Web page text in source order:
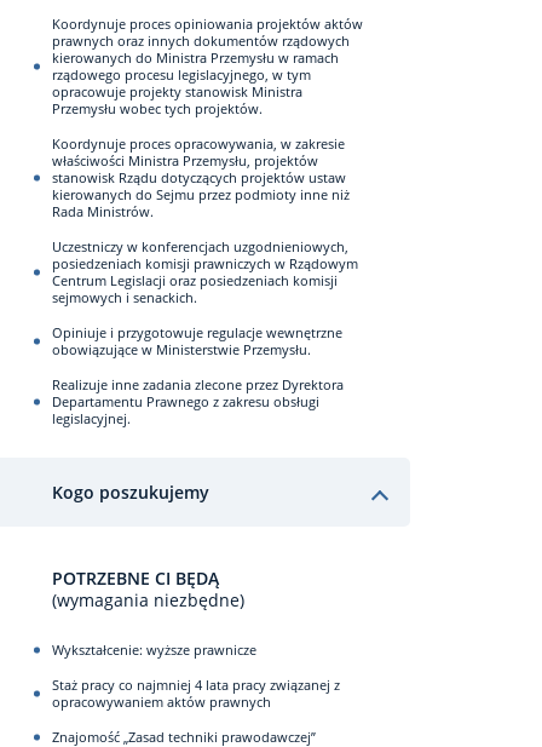
Koordynuje proces opiniowania projektów aktów
prawnych oraz innych dokumentów rządowych
kierowanych do Ministra Przemysłu w ramach
rządowego procesu legislacyjnego, w tym
opracowuje projekty stanowisk Ministra
Przemysłu wobec tych projektów.
Koordynuje proces opracowywania, w zakresie
właściwości Ministra Przemysłu, projektów
stanowisk Rządu dotyczących projektów ustaw
kierowanych do Sejmu przez podmioty inne niż
Rada Ministrów.
Uczestniczy w konferencjach uzgodnieniowych,
posiedzeniach komisji prawniczych w Rządowym
Centrum Legislacji oraz posiedzeniach komisji
sejmowych i senackich.
Opiniuje i przygotowuje regulacje wewnętrzne
obowiązujące w Ministerstwie Przemysłu.
Realizuje inne zadania zlecone przez Dyrektora
Departamentu Prawnego z zakresu obsługi
legislacyjnej.
Kogo poszukujemy
POTRZEBNE CI BĘDĄ
(wymagania niezbędne)
Wykształcenie: wyższe prawnicze
Staż pracy co najmniej 4 lata pracy związanej z
opracowywaniem aktów prawnych
Znajomość „Zasad techniki prawodawczej”